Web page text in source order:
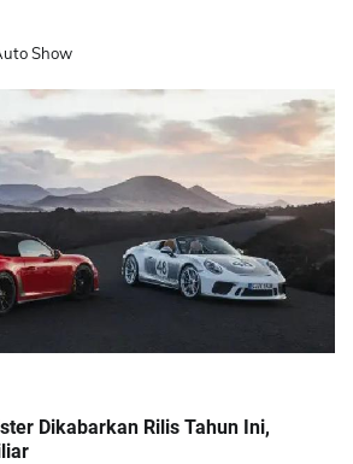
Show
Dikabarkan Rilis Tahun Ini,